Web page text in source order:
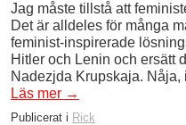
Jag måste tillstå att
Det är alldeles för många
feminist-inspirerade
Hitler och Lenin och ersätt
Nadezjda Krupskaja.
Läs mer →
Publicerat i Rick